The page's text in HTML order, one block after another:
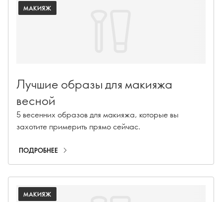
МАКИЯЖ
Лучшие образы для макияжа
весной
5 весенних образов для макияжа, которые вы
захотите примерить прямо сейчас.
ПОДРОБНЕЕ
МАКИЯЖ